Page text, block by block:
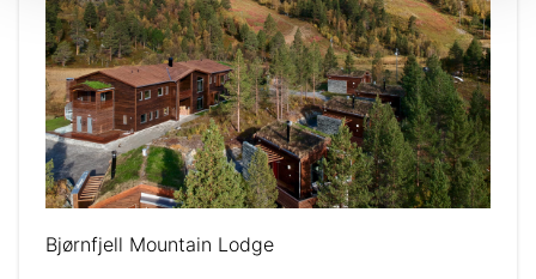
Bjørnfjell Mountain Lodge